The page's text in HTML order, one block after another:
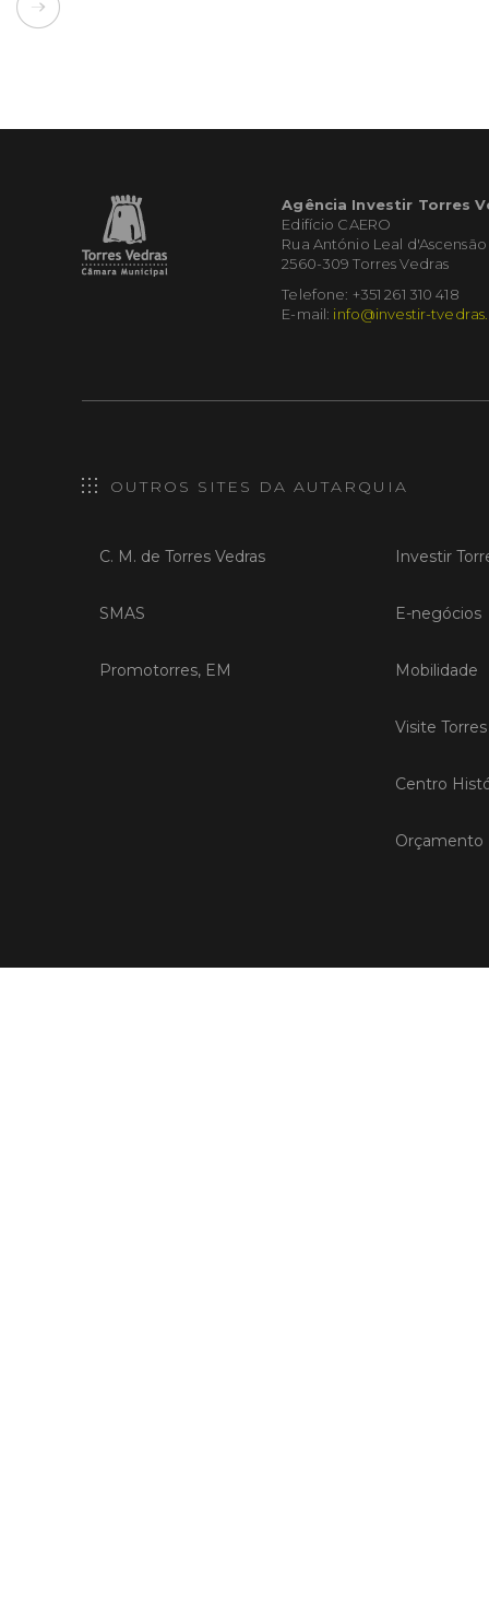
Agência Investir Torres
Edifício CAERO
Rua António Leal d'Ascensão
2560-309 Torres Vedras
Telefone: +351 261 310 418
E-mail: info@investir-
OUTROS SITES DA AUTARQUIA
C. M. de Torres Vedras
SMAS
Promotorres, EM
Investir
E-negócios
Mobilidade
Visite
Centro
Orçamento